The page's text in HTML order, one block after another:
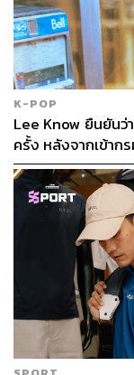
K-POP
Lee Know ยืนยันว่
ครั้ง หลังจากเข้าก